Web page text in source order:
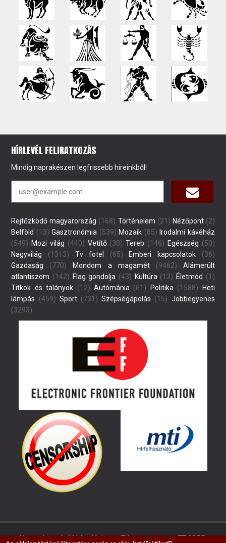
HÍRLEVÉL FELIRATKOZÁS
Mindig naprakészen legfrissebb híreinkből!
Rejtőzködő magyarország (168) Történelem (21) Nézőpont(2)
Belföld (13) Gasztronómia (539) Mozaik (85) Irodalmi kávéház
(549) Mozi világ (440) Vetítő(30) Tereb (146) Egészség (50)
Nagyvilág (1313) Tv fotel (65) Emberi kapcsolatok (36)
Gazdaság (770) Mondom a magamét(9462)
Alámerült
atlantiszom (142) Flag gondolja (43) Kultúra (13) Életmód (1)
Titkok és talányok (12) Autómánia (61) Politika (1588)
Heti
lámpás (459) Sport(731) Szépségápolás (15) Jobbegyenes
(3293)
Kapcsolat Médiaajánlat Impresszum GDPR